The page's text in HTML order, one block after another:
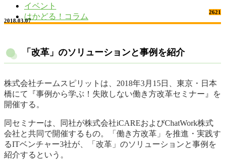
イベント
はかどる！コラム
2621
2018.03.07
「改革」のソリューションと事例を紹介
株式会社チームスピリットは、2018年3月15日、東京・日本
橋にて『事例から学ぶ！失敗しない働き方改革セミナー』を
開催する。
同セミナーは、同社が株式会社iCAREおよびChatWork株式
会社と共同で開催するもの。「働き方改革」を推進・実践す
るITベンチャー3社が、「改革」のソリューションと事例を
紹介するという。